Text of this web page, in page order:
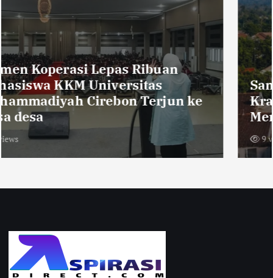
Sambut HUT RI ke-81,Warga Dusun
Krajan Tengah Pasang Bendera
Merah Putih Sepanjang 600 Meter
9 views